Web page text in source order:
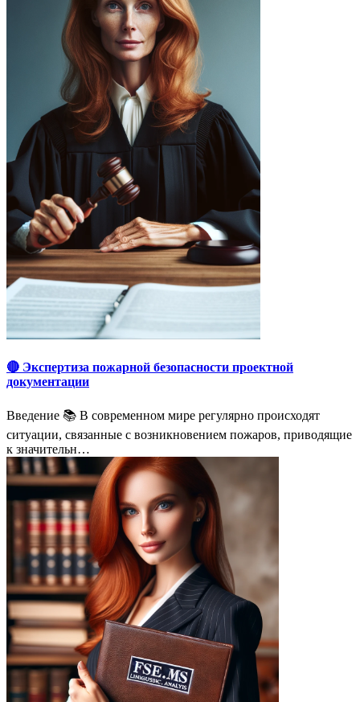
🔴 Экспертиза пожарной безопасности проектной
документации
Введение 📚 В современном мире регулярно происходят
ситуации, связанные с возникновением пожаров, приводящие
к значительн…